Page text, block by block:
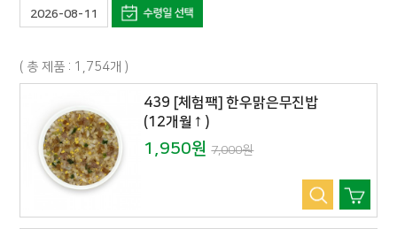
2026-08-11
( 총 제품 : 1,754개 )
439 [체험팩] 한우맑은무진밥
(12개월↑)
1,950원7,000원